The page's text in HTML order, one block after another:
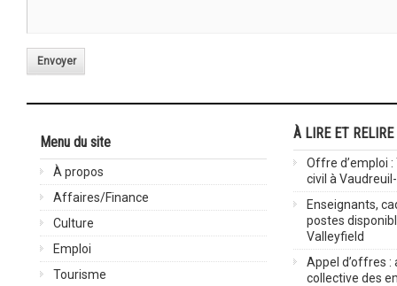
Envoyer
Menu du site
À propos
Affaires/Finance
Culture
Emploi
Tourisme
À LIRE ET RELIRE
Offre d’emploi
civil à
Enseignants,
postes
Valleyfield
Appel d’offres :
collective des